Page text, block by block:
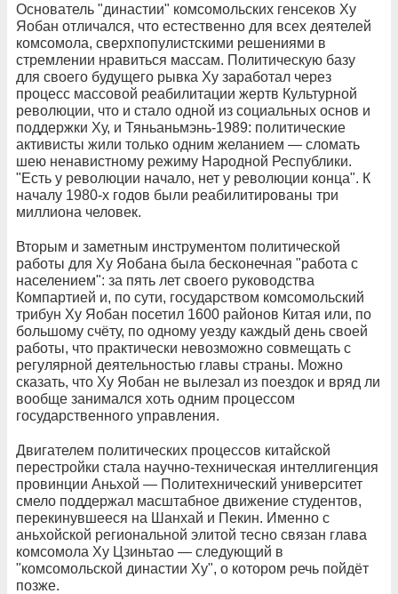
Основатель "династии" комсомольских генсеков Ху
Яобан отличался, что естественно для всех деятелей
комсомола, сверхпопулистскими решениями в
стремлении нравиться массам. Политическую базу
для своего будущего рывка Ху заработал через
процесс массовой реабилитации жертв Культурной
революции, что и стало одной из социальных основ и
поддержки Ху, и Тяньаньмэнь-1989: политические
активисты жили только одним желанием — сломать
шею ненавистному режиму Народной Республики.
"Есть у революции начало, нет у революции конца". К
началу 1980-х годов были реабилитированы три
миллиона человек.
Вторым и заметным инструментом политической
работы для Ху Яобана была бесконечная "работа с
населением": за пять лет своего руководства
Компартией и, по сути, государством комсомольский
трибун Ху Яобан посетил 1600 районов Китая или, по
большому счёту, по одному уезду каждый день своей
работы, что практически невозможно совмещать с
регулярной деятельностью главы страны. Можно
сказать, что Ху Яобан не вылезал из поездок и вряд ли
вообще занимался хоть одним процессом
государственного управления.
Двигателем политических процессов китайской
перестройки стала научно-техническая интеллигенция
провинции Аньхой — Политехнический университет
смело поддержал масштабное движение студентов,
перекинувшееся на Шанхай и Пекин. Именно с
аньхойской региональной элитой тесно связан глава
комсомола Ху Цзиньтао — следующий в
"комсомольской династии Ху", о котором речь пойдёт
позже.